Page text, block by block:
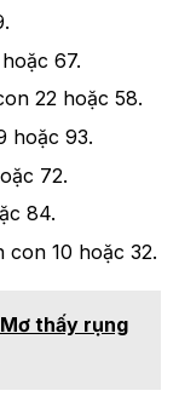
67.
22 hoặc 58.
hoặc 93.
72.
84.
10 hoặc 32.
thấy rụng